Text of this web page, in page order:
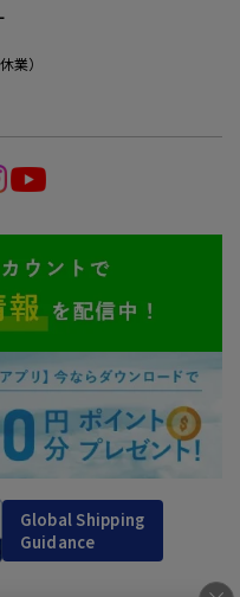
業）
Global Shipping
Guidance